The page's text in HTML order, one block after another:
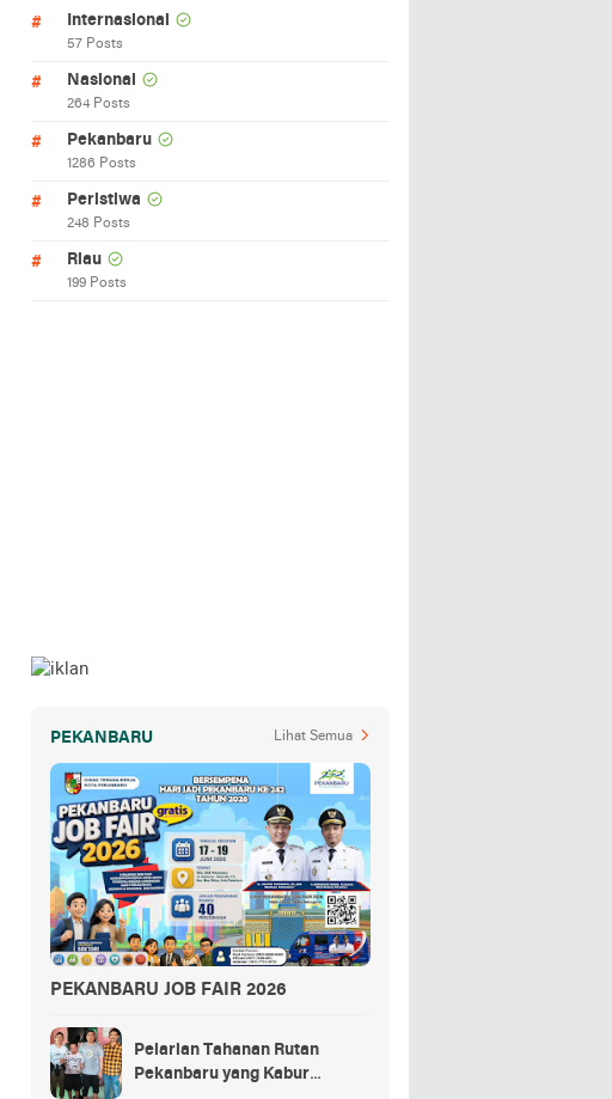
Internasional
57 Posts
Nasional
264 Posts
Pekanbaru
1286 Posts
Peristiwa
248 Posts
Riau
199 Posts
PEKANBARU Lihat Semua
PEKANBARU JOB FAIR 2026
Pelarian Tahanan Rutan
Pekanbaru yang Kabur